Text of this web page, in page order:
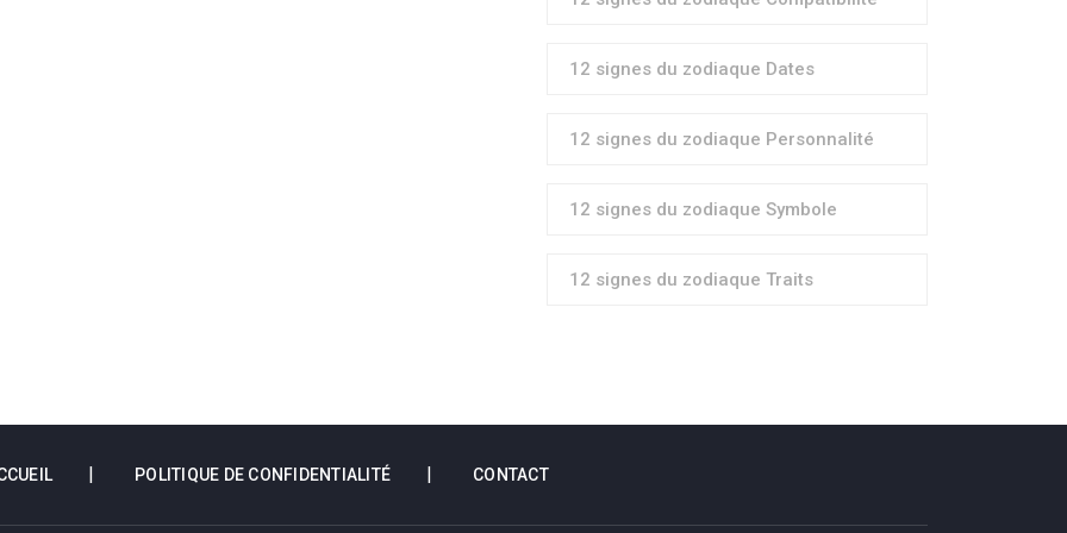
12 signes du zodiaque Dates
12 signes du zodiaque Personnalité
12 signes du zodiaque Symbole
12 signes du zodiaque Traits
POLITIQUE DE CONFIDENTIALITÉ CONTACT